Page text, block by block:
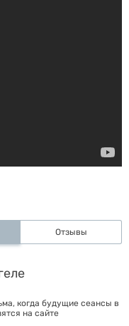
Отзывы
когда будущие сеансы в
на сайте